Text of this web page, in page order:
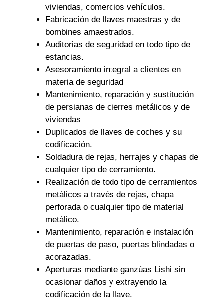
viviendas, comercios vehículos.
Fabricación de llaves maestras y de
bombines amaestrados.
Auditorias de seguridad en todo tipo de
estancias.
Asesoramiento integral a clientes en
materia de seguridad
Mantenimiento, reparación y sustitución
de persianas de cierres metálicos y de
viviendas
Duplicados de llaves de coches y su
codificación.
Soldadura de rejas, herrajes y chapas de
cualquier tipo de cerramiento.
Realización de todo tipo de cerramientos
metálicos a través de rejas, chapa
perforada o cualquier tipo de material
metálico.
Mantenimiento, reparación e instalación
de puertas de paso, puertas blindadas o
acorazadas.
Aperturas mediante ganzúas Lishi sin
ocasionar daños y extrayendo la
codificación de la llave.